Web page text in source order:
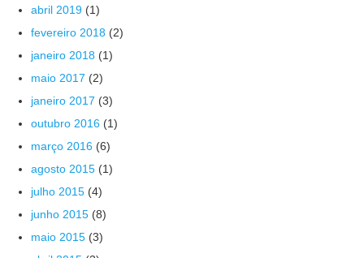
abril 2019 (1)
fevereiro 2018 (2)
janeiro 2018 (1)
maio 2017 (2)
janeiro 2017 (3)
outubro 2016 (1)
março 2016 (6)
agosto 2015 (1)
julho 2015 (4)
junho 2015 (8)
maio 2015 (3)